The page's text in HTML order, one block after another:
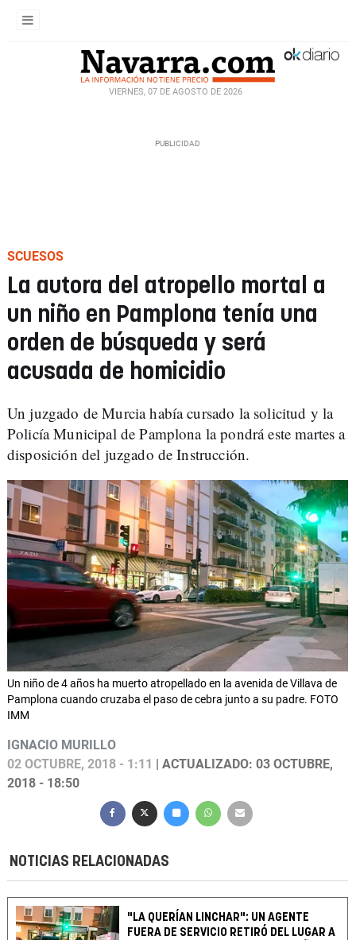
VIERNES, 07 DE AGOSTO DE 2026
SCUESOS
La autora del atropello mortal a
un niño en Pamplona tenía una
orden de búsqueda y será
acusada de homicidio
Un juzgado de Murcia había cursado la solicitud y la
Policía Municipal de Pamplona la pondrá este martes a
disposición del juzgado de Instrucción.
Un niño de 4 años ha muerto atropellado en la avenida de Villava de
Pamplona cuando cruzaba el paso de cebra junto a su padre. FOTO
IMM
IGNACIO MURILLO
02 OCTUBRE, 2018 - 1:11
| ACTUALIZADO: 03 OCTUBRE,
2018 - 18:50
NOTICIAS RELACIONADAS
"LA QUERÍAN LINCHAR": UN AGENTE
FUERA DE SERVICIO RETIRÓ DEL LUGAR A